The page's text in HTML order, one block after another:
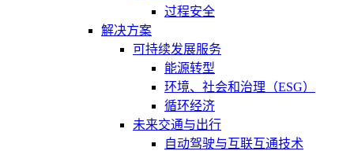
过程安全
解决方案
可持续发展服务
能源转型
环境、社会和治理（ESG）
循环经济
未来交通与出行
自动驾驶与互联互通技术